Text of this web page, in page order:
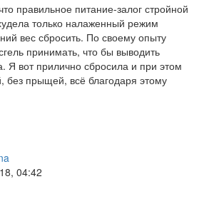
правильное питание-залог стройной
только налаженный режим
вес сбросить. По своему опыту
принимать, что бы выводить
Я вот прилично сбросила и при этом
без прыщей, всё благодаря этому
04:42